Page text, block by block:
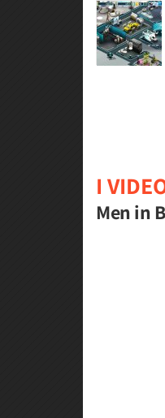
I
Men in